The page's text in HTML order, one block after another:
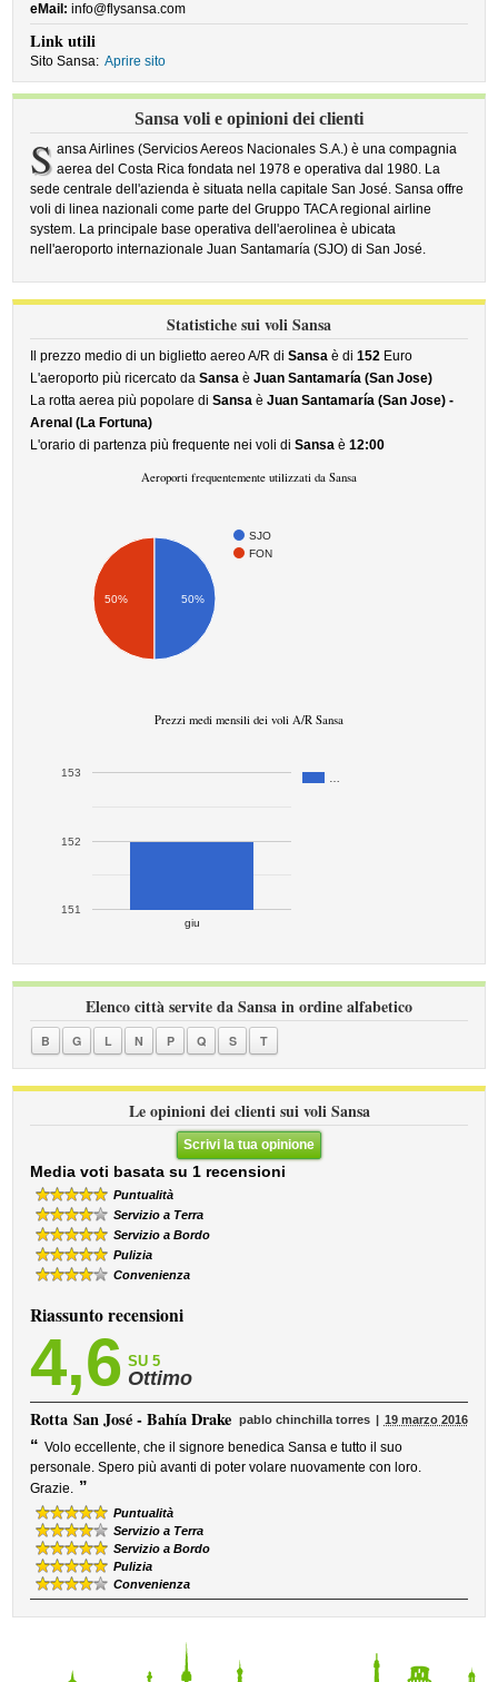
eMail: info@flysansa.com
Link utili
Sito Sansa: Aprire sito
Sansa voli e opinioni dei clienti
S ansa Airlines (Servicios Aereos Nacionales S.A.) è una compagnia
aerea del Costa Rica fondata nel 1978 e operativa dal 1980. La
sede centrale dell'azienda è situata nella capitale San José. Sansa offre
voli di linea nazionali come parte del Gruppo TACA regional airline
system. La principale base operativa dell'aerolinea è ubicata
nell'aeroporto internazionale Juan Santamaría (SJO) di San José.
Statistiche sui voli Sansa
Il prezzo medio di un biglietto aereo A/R diSansa è di152 Euro
L'aeroporto più ricercato daSansa èJuan Santamaría (San Jose)
La rotta aerea più popolare diSansa èJuan Santamaría (San Jose) -
Arenal (La Fortuna)
L'orario di partenza più frequente nei voli diSansa è12:00
Aeroporti frequentemente utilizzati da Sansa
SJO
FON
50% 50%
Prezzi medi mensili dei voli A/R Sansa
giu
151
152
153
Elenco città servite da Sansa in ordine alfabetico
B G L N P Q S T
Le opinioni dei clienti sui voli Sansa
Scrivi la tua opinione
Media voti basata su 1 recensioni
Puntualità
Servizio a Terra
Servizio a Bordo
Pulizia
Convenienza
Riassunto recensioni
4,6 SU 5
Ottimo
RottaSan José - Bahía Drake pablo chinchilla torres 19 marzo 2016
“ Volo eccellente, che il signore benedica Sansa e tutto il suo
personale. Spero più avanti di poter volare nuovamente con loro.
Grazie. ”
Puntualità
Servizio a Terra
Servizio a Bordo
Pulizia
Convenienza